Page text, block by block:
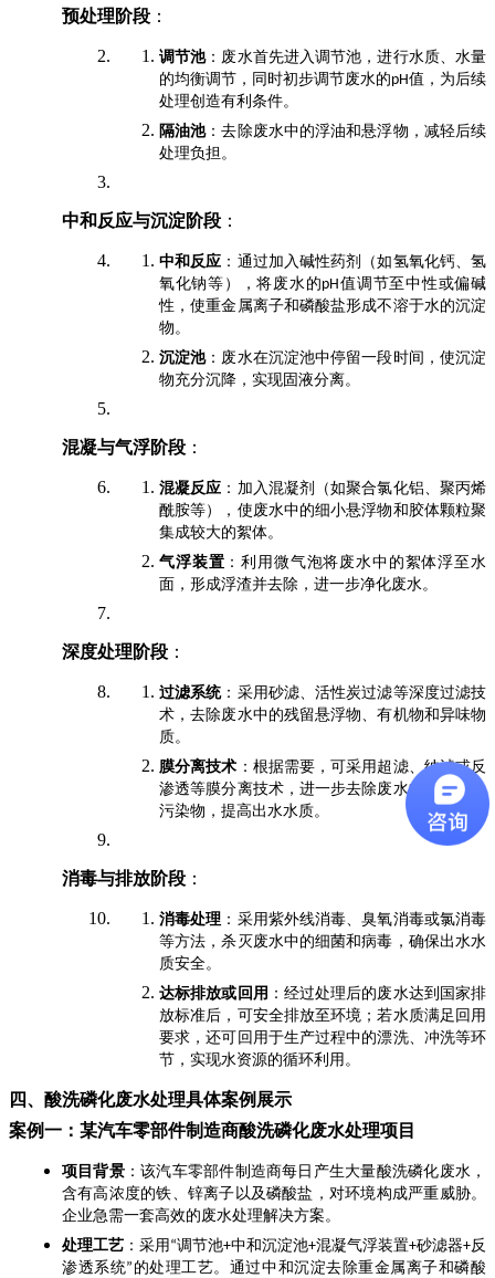
预处理阶段 ：
调节池：废水首先进入调节池，进行水质、水量
的均衡调节，同时初步调节废水的pH值，为后续
处理创造有利条件。
隔油池：去除废水中的浮油和悬浮物，减轻后续
处理负担。
中和反应与沉淀阶段 ：
中和反应 ：通过加入碱性药剂（如氢氧化钙、氢
氧化钠等），将废水的pH 值调节至中性或偏碱
性，使重金属离子和磷酸盐形成不溶于水的沉淀
物。
沉淀池：废水在沉淀池中停留一段时间，使沉淀
物充分沉降，实现固液分离。
混凝与气浮阶段 ：
混凝反应 ：加入混凝剂（如聚合氯化铝、聚丙烯
酰胺等），使废水中的细小悬浮物和胶体颗粒聚
集成较大的絮体。
气浮装置 ：利用微气泡将废水中的絮体浮至水
面，形成浮渣并去除，进一步净化废水。
深度处理阶段 ：
过滤系统：采用砂滤、活性炭过滤等深度过滤技
术，去除废水中的残留悬浮物、有机物和异味物
质。
膜分离技术 ：根据需要，可采用超滤、纳滤或反
渗透等膜分离技术，进一步去除废水中的溶解性
污染物，提高出水水质。
消毒与排放阶段 ：
消毒处理 ：采用紫外线消毒、臭氧消毒或氯消毒
等方法，杀灭废水中的细菌和病毒，确保出水水
质安全。
达标排放或回用 ：经过处理后的废水达到国家排
放标准后，可安全排放至环境；若水质满足回用
要求，还可回用于生产过程中的漂洗、冲洗等环
节，实现水资源的循环利用。
四、酸洗磷化废水处理具体案例展示
案例一：某汽车零部件制造商酸洗磷化废水处理项目
项目背景：该汽车零部件制造商每日产生大量酸洗磷化废水，
含有高浓度的铁、锌离子以及磷酸盐，对环境构成严重威胁。
企业急需一套高效的废水处理解决方案。
处理工艺 ：采用 “调节池+中和沉淀池+混凝气浮装置+砂滤器+反
渗透系统” 的处理工艺。通过中和沉淀去除重金属离子和磷酸